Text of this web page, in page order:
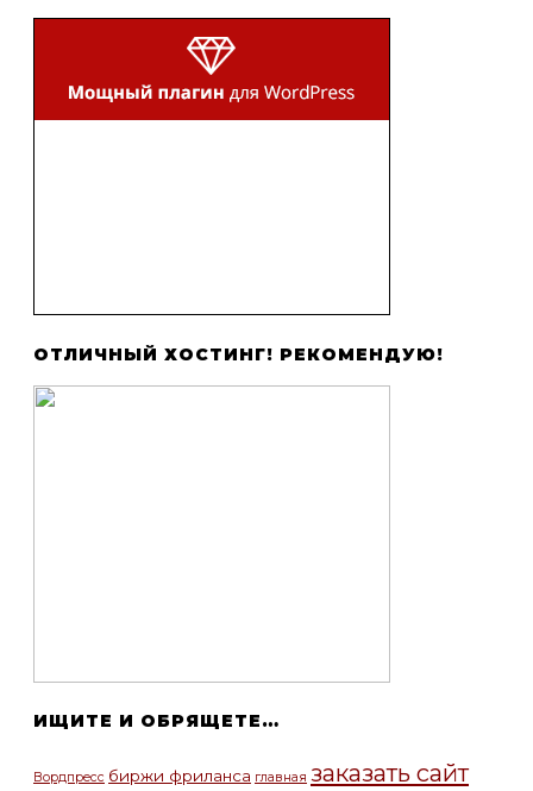
ОТЛИЧНЫЙ ХОСТИНГ! РЕКОМЕНДУЮ!
ИЩИТЕ И ОБРЯЩЕТЕ…
Вордпресс биржи фриланса главная заказать сайт